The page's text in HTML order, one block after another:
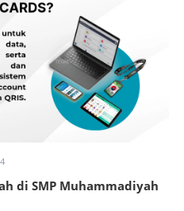
di SMP Muhammadiyah